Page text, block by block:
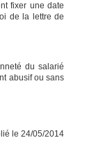
fixer une date
de la lettre de
du salarié
abusif ou sans
le 24/05/2014